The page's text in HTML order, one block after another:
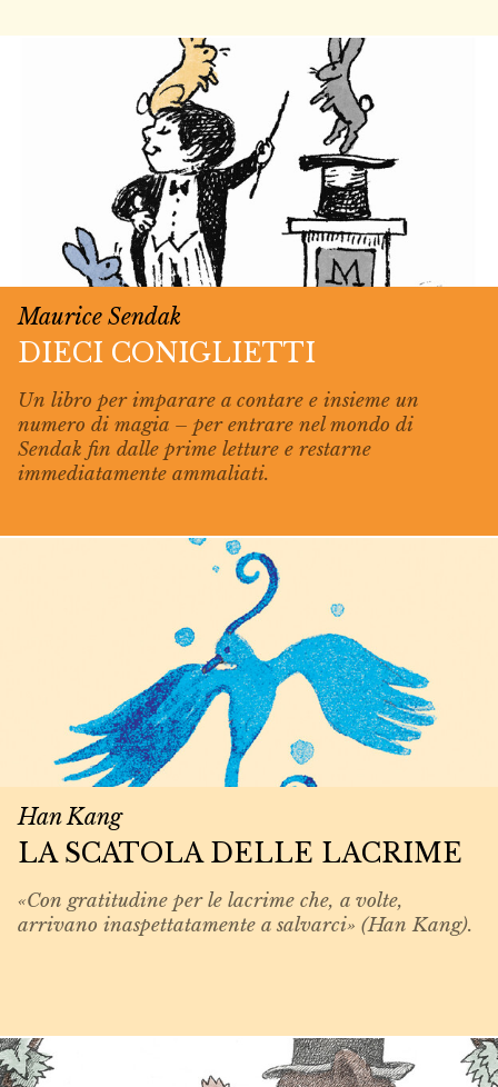
Maurice Sendak
DIECI CONIGLIETTI
Un libro per imparare a contare e insieme un
numero di magia – per entrare nel mondo di
Sendak fin dalle prime letture e restarne
immediatamente ammaliati.
Han Kang
LA SCATOLA DELLE LACRIME
«Con gratitudine per le lacrime che, a volte,
arrivano inaspettatamente a salvarci» (Han Kang).